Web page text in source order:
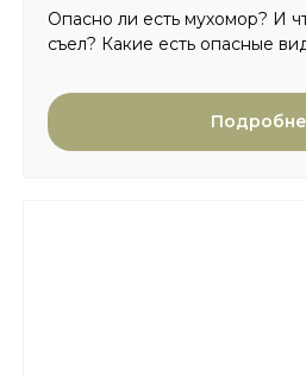
Опасно ли есть мухомор? И
съел? Какие есть опасные